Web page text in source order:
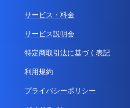
サービス・料金
サービス説明会
特定商取引法に基づく表記
利用規約
プライバシーポリシー